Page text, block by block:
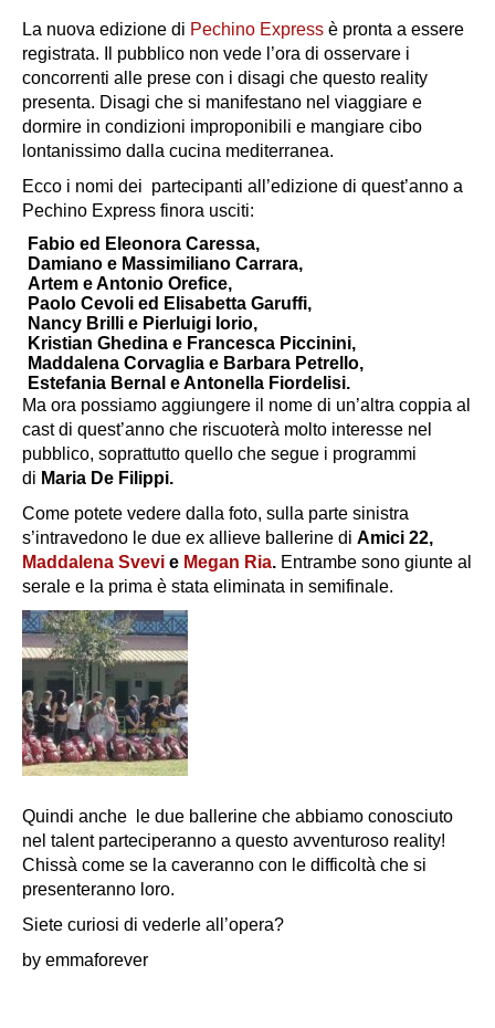
La nuova edizione di Pechino Express è pronta a essere
registrata. Il pubblico non vede l’ora di osservare i
concorrenti alle prese con i disagi che questo reality
presenta. Disagi che si manifestano nel viaggiare e
dormire in condizioni improponibili e mangiare cibo
lontanissimo dalla cucina mediterranea.
Ecco i nomi dei partecipanti all’edizione di quest’anno a
Pechino Express finora usciti:
Fabio ed Eleonora Caressa,
Damiano e Massimiliano Carrara,
Artem e Antonio Orefice,
Paolo Cevoli ed Elisabetta Garuffi,
Nancy Brilli e Pierluigi Iorio,
Kristian Ghedina e Francesca Piccinini,
Maddalena Corvaglia e Barbara Petrello,
Estefania Bernal e Antonella Fiordelisi.
Ma ora possiamo aggiungere il nome di un’altra coppia al
cast di quest’anno che riscuoterà molto interesse nel
pubblico, soprattutto quello che segue i programmi
di Maria De Filippi.
Come potete vedere dalla foto, sulla parte sinistra
s’intravedono le due ex allieve ballerine di Amici 22,
Maddalena Svevi e Megan Ria. Entrambe sono giunte al
serale e la prima è stata eliminata in semifinale.
Quindi anche le due ballerine che abbiamo conosciuto
nel talent parteciperanno a questo avventuroso reality!
Chissà come se la caveranno con le difficoltà che si
presenteranno loro.
Siete curiosi di vederle all’opera?
by emmaforever